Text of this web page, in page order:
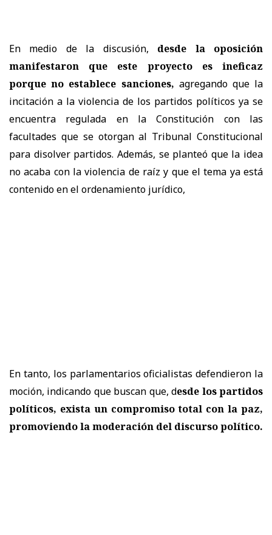
En medio de la discusión, desde la oposición
manifestaron que este proyecto es ineficaz
porque no establece sanciones, agregando que la
incitación a la violencia de los partidos políticos ya se
encuentra regulada en la Constitución con las
facultades que se otorgan al Tribunal Constitucional
para disolver partidos. Además, se planteó que la idea
no acaba con la violencia de raíz y que el tema ya está
contenido en el ordenamiento jurídico,
En tanto, los parlamentarios oficialistas defendieron la
moción, indicando que buscan que, desde los partidos
políticos, exista un compromiso total con la paz,
promoviendo la moderación del discurso político.